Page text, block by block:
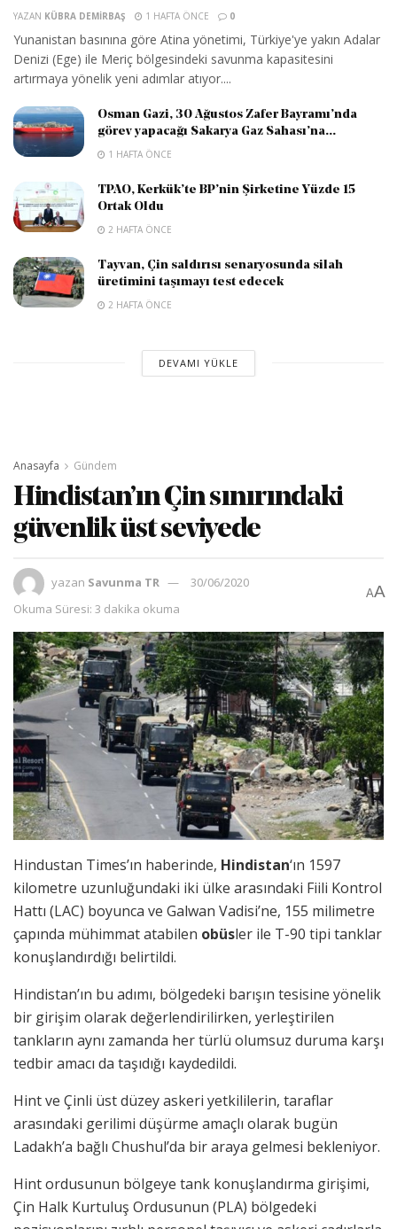
YAZAN KÜBRA DEMIRBAŞ 1 HAFTA ÖNCE 0
Yunanistan basınına göre Atina yönetimi, Türkiye'ye yakın Adalar
Denizi (Ege) ile Meriç bölgesindeki savunma kapasitesini
artırmaya yönelik yeni adımlar atıyor....
Osman Gazi, 30 Ağustos Zafer Bayramı’nda
görev yapacağı Sakarya Gaz Sahası’na...
1 HAFTA ÖNCE
TPAO, Kerkük’te BP’nin Şirketine Yüzde 15
Ortak Oldu
2 HAFTA ÖNCE
Tayvan, Çin saldırısı senaryosunda silah
üretimini taşımayı test edecek
2 HAFTA ÖNCE
DEVAMI YÜKLE
Anasayfa Gündem
Hindistan’ın Çin sınırındaki
güvenlik üst seviyede
yazan Savunma TR
30/06/2020
Okuma Süresi: 3 dakika okuma
AA
Hindustan Times’ın haberinde, Hindistan‘ın 1597
kilometre uzunluğundaki iki ülke arasındaki Fiili Kontrol
Hattı (LAC) boyunca ve Galwan Vadisi’ne, 155 milimetre
çapında mühimmat atabilen obüsler ile T-90 tipi tanklar
konuşlandırdığı belirtildi.
Hindistan’ın bu adımı, bölgedeki barışın tesisine yönelik
bir girişim olarak değerlendirilirken, yerleştirilen
tankların aynı zamanda her türlü olumsuz duruma karşı
tedbir amacı da taşıdığı kaydedildi.
Hint ve Çinli üst düzey askeri yetkililerin, taraflar
arasındaki gerilimi düşürme amaçlı olarak bugün
Ladakh’a bağlı Chushul’da bir araya gelmesi bekleniyor.
Hint ordusunun bölgeye tank konuşlandırma girişimi,
Çin Halk Kurtuluş Ordusunun (PLA) bölgedeki